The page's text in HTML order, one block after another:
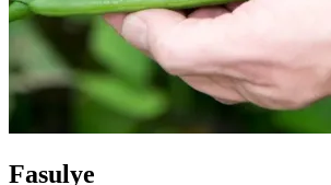
Fasulye